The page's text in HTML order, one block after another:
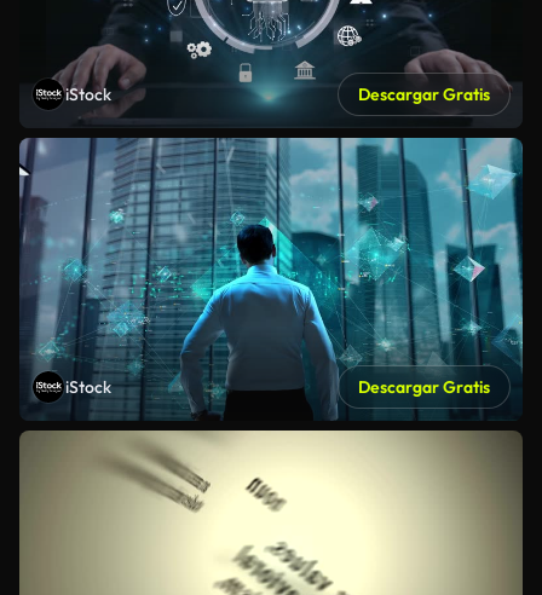
iStock Descargar Gratis
iStock Descargar Gratis